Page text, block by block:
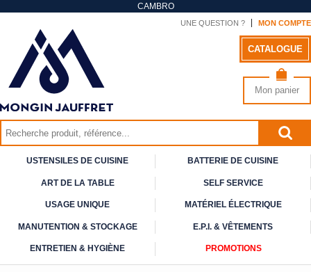
CAMBRO
UNE QUESTION ? MON COMPTE
CATALOGUE
Mon panier
USTENSILES DE CUISINE BATTERIE DE CUISINE
ART DELA TABLE SELFSERVICE
USAGE UNIQUE MATÉRIEL ÉLECTRIQUE
MANUTENTION & STOCKAGE E.P.I. & VÊTEMENTS
ENTRETIEN & HYGIÈNE PROMOTIONS